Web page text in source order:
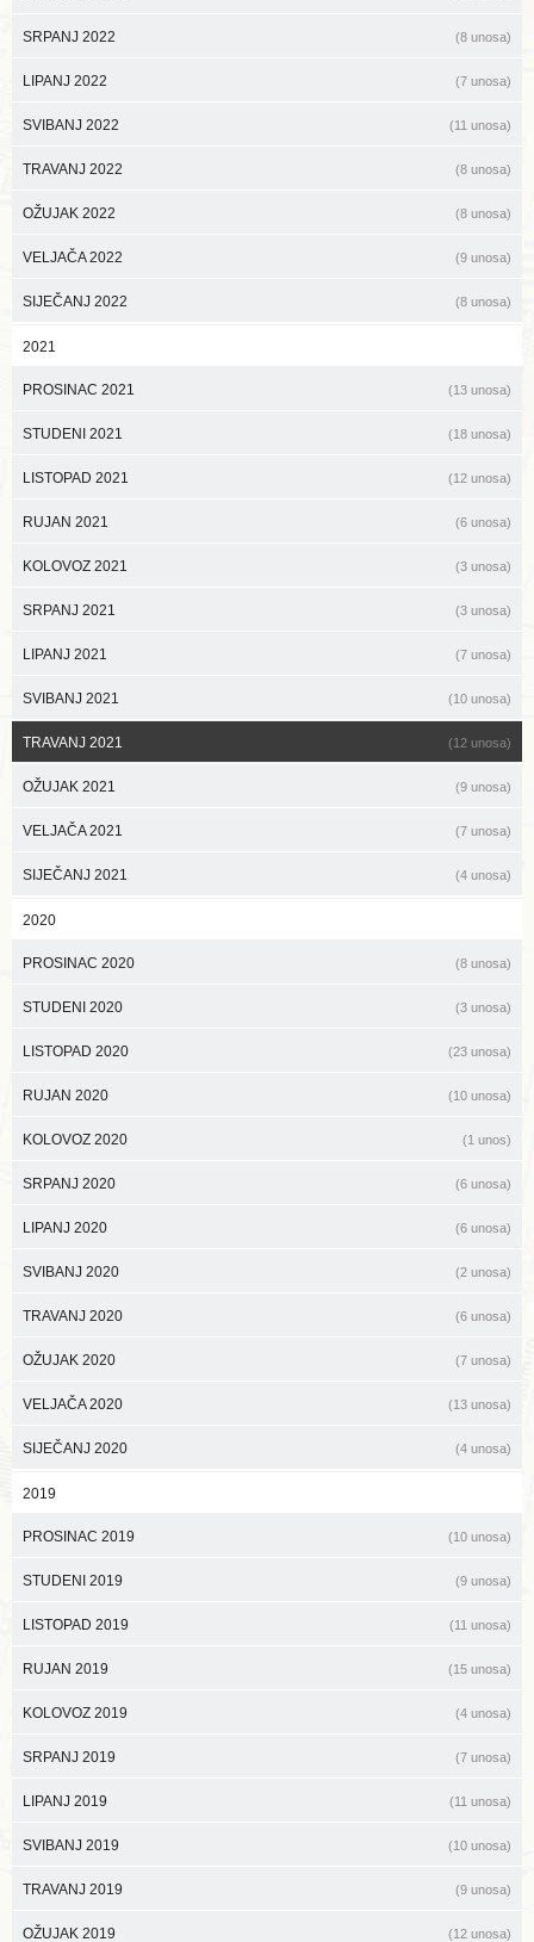
SRPANJ 2022 (8 unosa)
LIPANJ 2022 (7 unosa)
SVIBANJ 2022 (11 unosa)
TRAVANJ 2022 (8 unosa)
OŽUJAK 2022 (8 unosa)
VELJAČA 2022 (9 unosa)
SIJEČANJ 2022 (8 unosa)
2021
PROSINAC 2021 (13 unosa)
STUDENI 2021 (18 unosa)
LISTOPAD 2021 (12 unosa)
RUJAN 2021 (6 unosa)
KOLOVOZ 2021 (3 unosa)
SRPANJ 2021 (3 unosa)
LIPANJ 2021 (7 unosa)
SVIBANJ 2021 (10 unosa)
TRAVANJ 2021 (12 unosa)
OŽUJAK 2021 (9 unosa)
VELJAČA 2021 (7 unosa)
SIJEČANJ 2021 (4 unosa)
2020
PROSINAC 2020 (8 unosa)
STUDENI 2020 (3 unosa)
LISTOPAD 2020 (23 unosa)
RUJAN 2020 (10 unosa)
KOLOVOZ 2020 (1 unos)
SRPANJ 2020 (6 unosa)
LIPANJ 2020 (6 unosa)
SVIBANJ 2020 (2 unosa)
TRAVANJ 2020 (6 unosa)
OŽUJAK 2020 (7 unosa)
VELJAČA 2020 (13 unosa)
SIJEČANJ 2020 (4 unosa)
2019
PROSINAC 2019 (10 unosa)
STUDENI 2019 (9 unosa)
LISTOPAD 2019 (11 unosa)
RUJAN 2019 (15 unosa)
KOLOVOZ 2019 (4 unosa)
SRPANJ 2019 (7 unosa)
LIPANJ 2019 (11 unosa)
SVIBANJ 2019 (10 unosa)
TRAVANJ 2019 (9 unosa)
OŽUJAK 2019 (12 unosa)